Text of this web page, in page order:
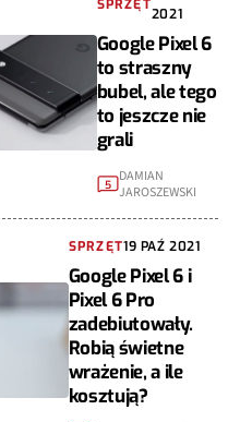
SPRZĘT
2021
Google Pixel 6
to straszny
bubel, ale tego
to jeszcze nie
grali
5 DAMIAN
JAROSZEWSKI
SPRZĘT19 PAŹ 2021
Google Pixel 6 i
Pixel 6 Pro
zadebiutowały.
Robią świetne
wrażenie, a ile
kosztują?